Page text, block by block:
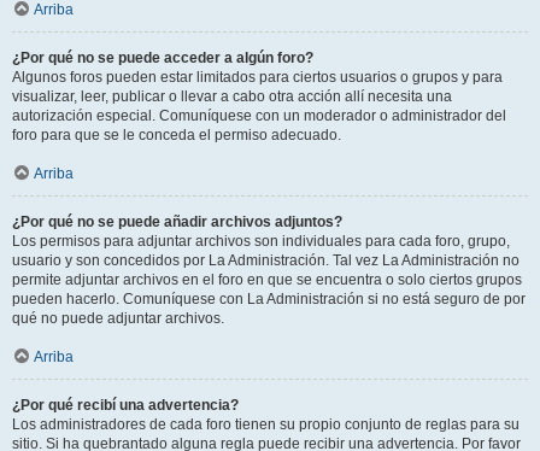
Arriba
¿Por qué no se puede acceder a algún foro?
Algunos foros pueden estar limitados para ciertos usuarios o grupos y para
visualizar, leer, publicar o llevar a cabo otra acción allí necesita una
autorización especial. Comuníquese con un moderador o administrador del
foro para que se le conceda el permiso adecuado.
Arriba
¿Por qué no se puede añadir archivos adjuntos?
Los permisos para adjuntar archivos son individuales para cada foro, grupo,
usuario y son concedidos por La Administración. Tal vez La Administración no
permite adjuntar archivos en el foro en que se encuentra o solo ciertos grupos
pueden hacerlo. Comuníquese con La Administración si no está seguro de por
qué no puede adjuntar archivos.
Arriba
¿Por qué recibí una advertencia?
Los administradores de cada foro tienen su propio conjunto de reglas para su
sitio. Si ha quebrantado alguna regla puede recibir una advertencia. Por favor